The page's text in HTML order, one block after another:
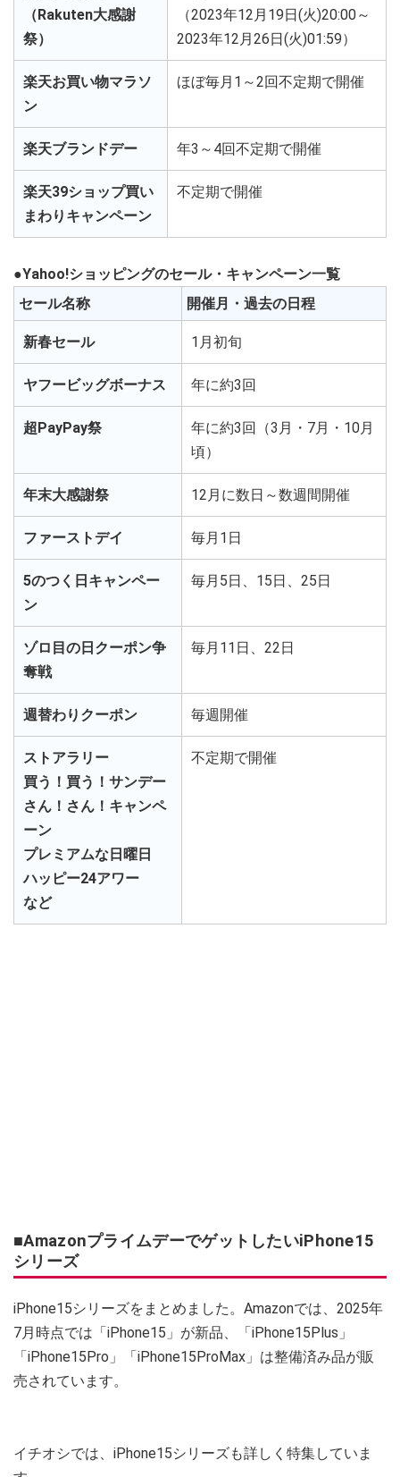
（Rakuten大感謝
祭）
（2023年12月19日(火)20:00～
2023年12月26日(火)01:59）
楽天お買い物マラソ
ン
ほぼ毎月1～2回不定期で開催
楽天ブランドデー 年3～4回不定期で開催
楽天39ショップ買い
まわりキャンペーン
不定期で開催
●Yahoo!ショッピングのセール・キャンペーン一覧
セール名称
開催月・過去の日程
新春セール 1月初旬
ヤフービッグボーナス 年に約3回
超PayPay祭
年に約3回（3月・7月・10月
頃）
年末大感謝祭 12月に数日～数週間開催
ファーストデイ 毎月1日
5のつく日キャンペー
ン
毎月5日、15日、25日
ゾロ目の日クーポン争
奪戦
毎月11日、22日
週替わりクーポン 毎週開催
ストアラリー
買う！買う！サンデー
さん！さん！キャンペ
ーン
プレミアムな日曜日
ハッピー24アワー
など
不定期で開催
■AmazonプライムデーでゲットしたいiPhone15
シリーズ
iPhone15シリーズをまとめました。Amazonでは、2025年
7月時点では「iPhone15」が新品、「iPhone15Plus」
「iPhone15Pro」「iPhone15ProMax」は整備済み品が販
売されています。
イチオシでは、iPhone15シリーズも詳しく特集していま